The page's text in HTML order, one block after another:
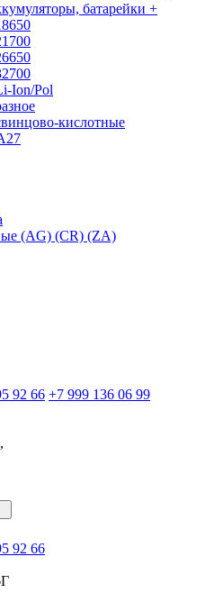
батарейки +
Ion/Pol
кислотные
(AG) (CR) (ZA)
92 66 +7 999 136 06 99
92 66